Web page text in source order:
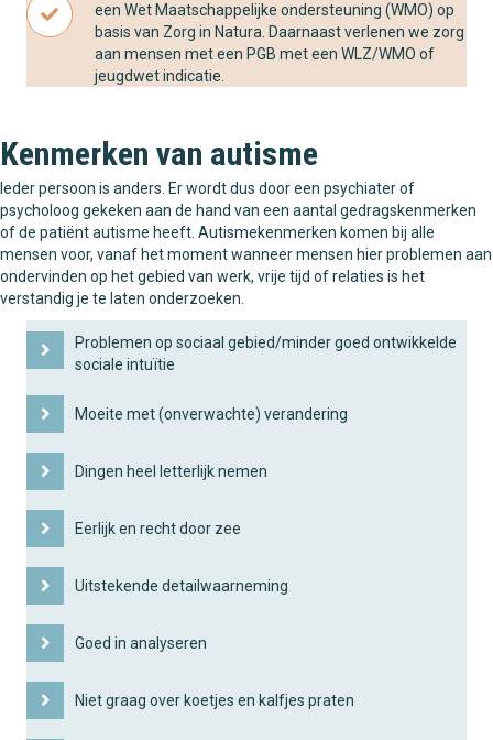
een Wet Maatschappelijke ondersteuning (WMO) op
basis van Zorg in Natura. Daarnaast verlenen we zorg
aan mensen met een PGB met een WLZ/WMO of
jeugdwet indicatie.
Kenmerken van autisme
Ieder persoon is anders. Er wordt dus door een psychiater of
psycholoog gekeken aan de hand van een aantal gedragskenmerken
of de patiënt autisme heeft. Autismekenmerken komen bij alle
mensen voor, vanaf het moment wanneer mensen hier problemen aan
ondervinden op het gebied van werk, vrije tijd of relaties is het
verstandig je te laten onderzoeken.
Problemen op sociaal gebied/minder goed ontwikkelde
sociale intuïtie
Moeite met (onverwachte) verandering
Dingen heel letterlijk nemen
Eerlijk en recht door zee
Uitstekende detailwaarneming
Goed in analyseren
Niet graag over koetjes en kalfjes praten